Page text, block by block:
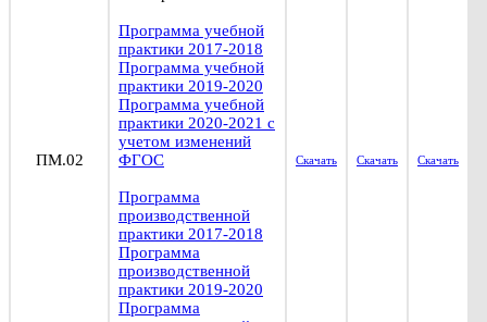
ПМ.02
Программа учебной
практики 2017-2018
Программа учебной
практики 2019-2020
Программа учебной
практики 2020-2021 с
учетом изменений
ФГОС
Программа
производственной
практики 2017-2018
Программа
производственной
практики 2019-2020
Программа
Скачать Скачать Скачать